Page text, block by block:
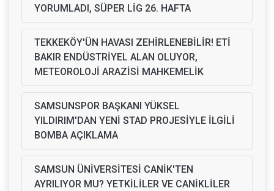
YORUMLADI, SÜPER LİG 26. HAFTA
TEKKEKÖY'ÜN HAVASI ZEHİRLENEBİLİR! ETİ
BAKIR ENDÜSTRİYEL ALAN OLUYOR,
METEOROLOJİ ARAZİSİ MAHKEMELİK
SAMSUNSPOR BAŞKANI YÜKSEL
YILDIRIM'DAN YENİ STAD PROJESİYLE İLGİLİ
BOMBA AÇIKLAMA
SAMSUN ÜNİVERSİTESİ CANİK'TEN
AYRILIYOR MU? YETKİLİLER VE CANİKLİLER